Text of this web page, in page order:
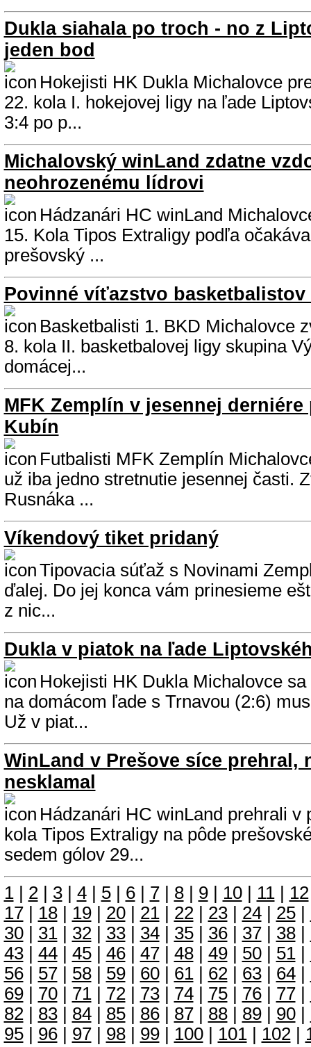
Dukla siahala po troch - no z
jeden bod
Hokejisti HK Dukla Michalovce
22. kola I. hokejovej ligy na ľade
3:4 po p...
Michalovský winLand zdatne
neohrozenému lídrovi
Hádzanári HC winLand
15. Kola Tipos Extraligy podľa
prešovský ...
Povinné víťazstvo basketbalistov
Basketbalisti 1. BKD Michalovce
8. kola II. basketbalovej ligy skupina
domácej...
MFK Zemplín v jesennej
Kubín
Futbalisti MFK Zemplín
už iba jedno stretnutie jesennej časti.
Rusnáka ...
Víkendový tiket pridaný
Tipovacia súťaž s Novinami
ďalej. Do jej konca vám prinesieme
z nic...
Dukla v piatok na ľade
Hokejisti HK Dukla Michalovce
na domácom ľade s Trnavou (2:6)
Už v piat...
WinLand v Prešove síce prehral,
nesklamal
Hádzanári HC winLand prehrali v
kola Tipos Extraligy na pôde
sedem gólov 29...
1| 2| 3| 4| 5| 6| 7| 8| 9| 10| 11| 12
17| 18| 19| 20| 21| 22| 23| 24| 25|
30| 31| 32| 33| 34| 35| 36| 37| 38|
43| 44| 45| 46| 47| 48| 49| 50| 51|
56| 57| 58| 59| 60| 61| 62| 63| 64|
69| 70| 71| 72| 73| 74| 75| 76| 77|
82| 83| 84| 85| 86| 87| 88| 89| 90|
95| 96| 97| 98| 99| 100| 101| 102|